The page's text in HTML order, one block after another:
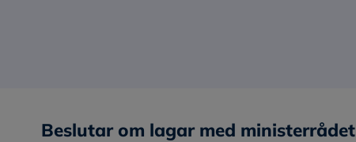
Beslutar om lagar med ministerrådet